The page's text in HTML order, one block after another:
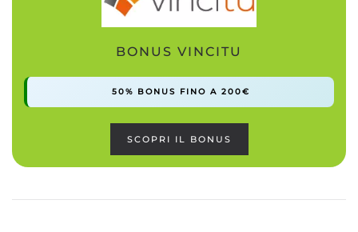
BONUS VINCITU
50% BONUS FINO A 200€
SCOPRI IL BONUS